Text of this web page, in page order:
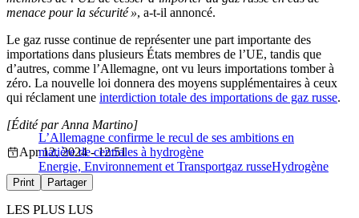
menace pour la sécurité », a-t-il annoncé.
Le gaz russe continue de représenter une part importante des
importations dans plusieurs États membres de l’UE, tandis que
d’autres, comme l’Allemagne, ont vu leurs importations tomber à
zéro. La nouvelle loi donnera des moyens supplémentaires à ceux
qui réclament une interdiction totale des importations de gaz russe.
L’Allemagne confirme le recul de ses ambitions en
matière de centrales à hydrogène
[Édité par Anna Martino]
Apr 12, 2024 - 12:51
Energie, Environnement et Transportgaz russeHydrogène
Print Partager
LES PLUS LUS